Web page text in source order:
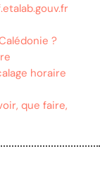
?
horaire
que faire,